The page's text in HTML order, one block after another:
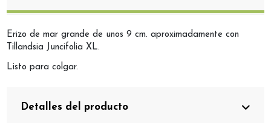
Erizo de mar grande de unos 9 cm. aproximadamente con
Tillandsia Juncifolia XL.
Listo para colgar.
Detalles del producto